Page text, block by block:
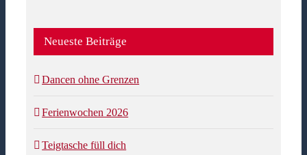
Neueste Beiträge
Dancen ohne Grenzen
Ferienwochen 2026
Teigtasche füll dich